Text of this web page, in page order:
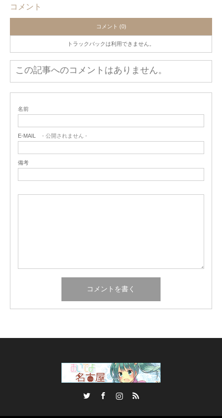
コメント
コメント (0)
トラックバックは利用できません。
この記事へのコメントはありません。
名前
E-MAIL - 公開されません -
備考
RSS